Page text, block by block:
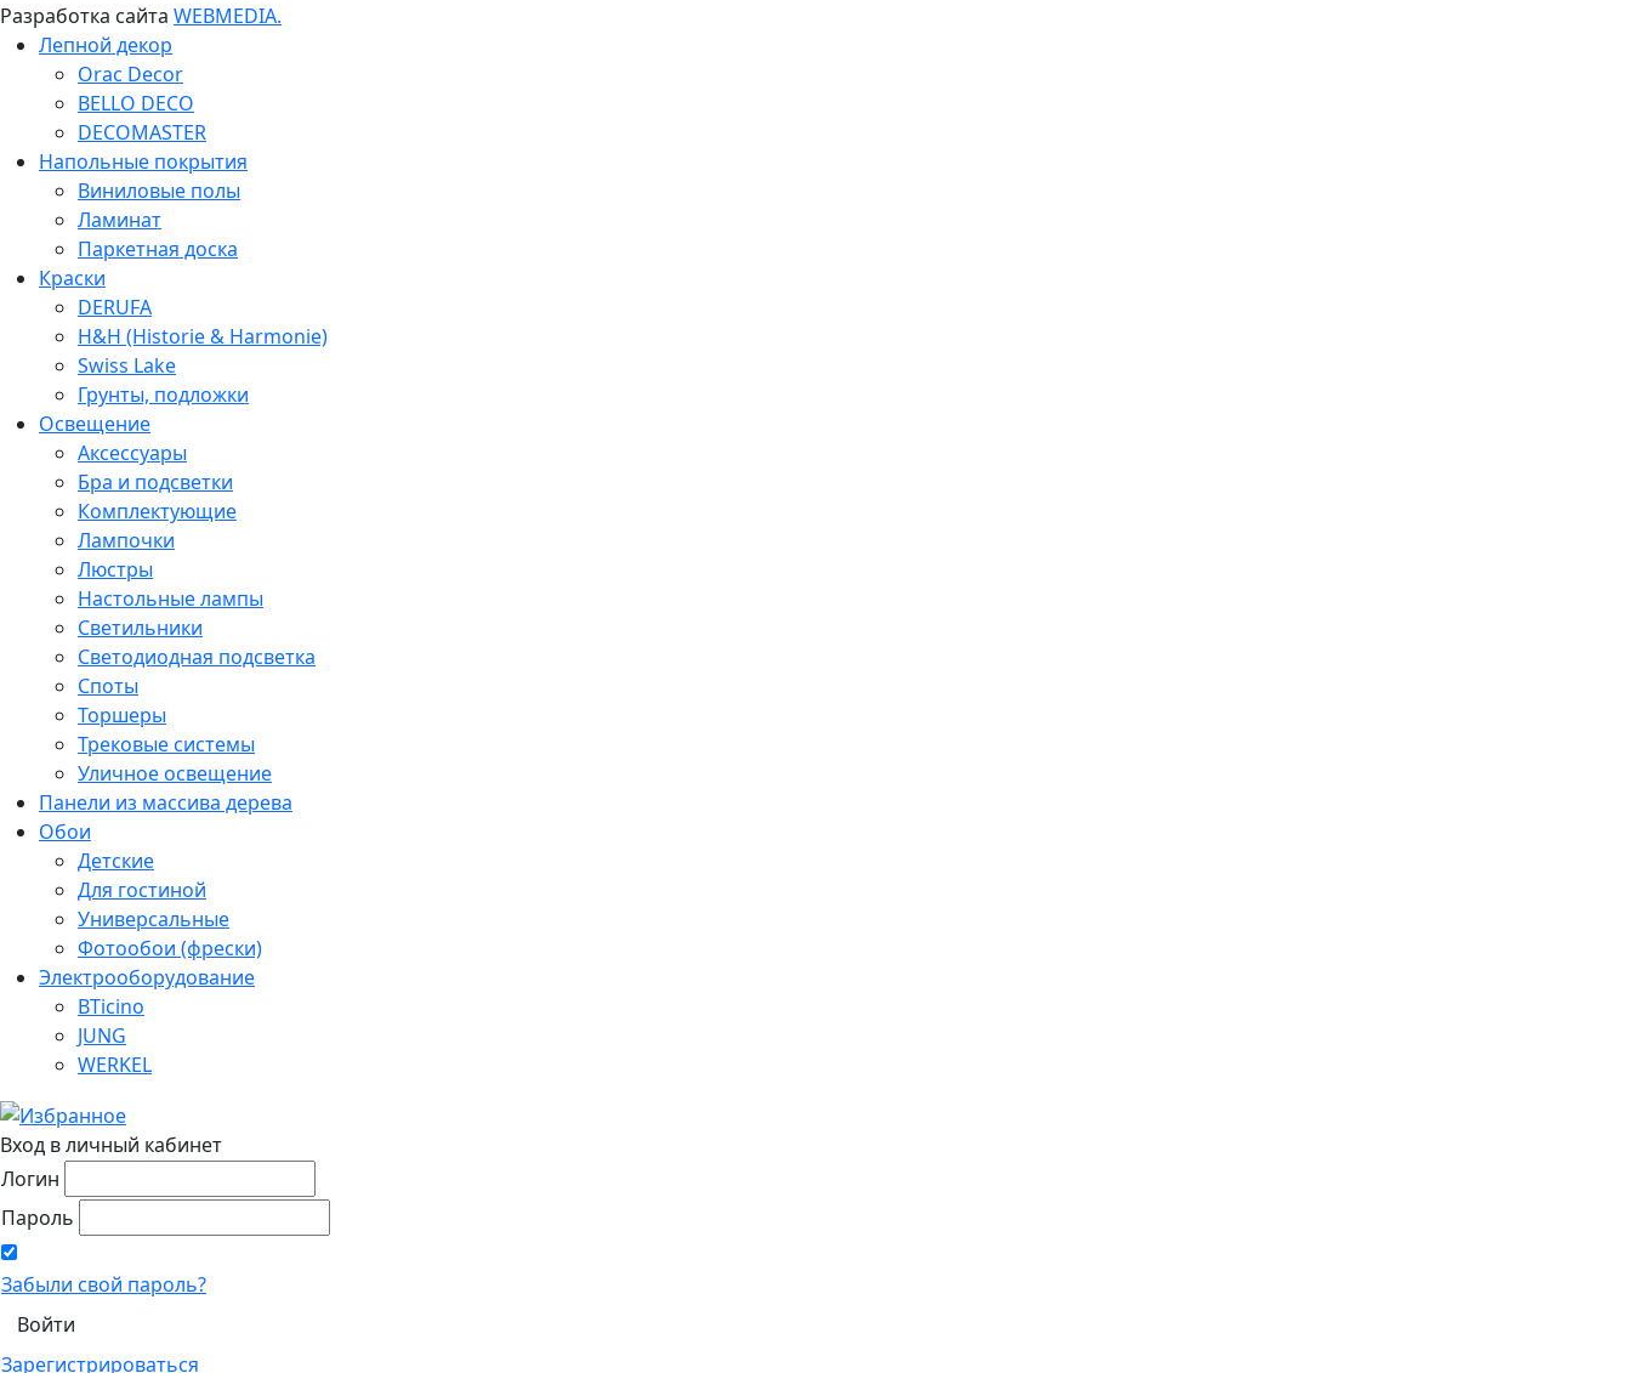
Разработка сайта WEBMEDIA.
Лепной декор
Orac Decor
BELLO DECO
DECOMASTER
Напольные покрытия
Виниловые полы
Ламинат
Паркетная доска
Краски
DERUFA
H&H (Historie & Harmonie)
Swiss Lake
Грунты, подложки
Освещение
Аксессуары
Бра и подсветки
Комплектующие
Лампочки
Люстры
Настольные лампы
Светильники
Светодиодная подсветка
Споты
Торшеры
Трековые системы
Уличное освещение
Панели из массива дерева
Обои
Детские
Для гостиной
Универсальные
Фотообои (фрески)
Электрооборудование
BTicino
JUNG
WERKEL
Вход в личный кабинет
Логин
Пароль
Забыли свой пароль?
Зарегистрироваться